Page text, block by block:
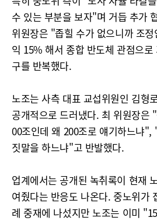
수 있는 부분을 보자"며 거듭 추가
위원장은 "좁힐 수가 없으니까 조
익 15% 해서 종합 반도체 관점으
구를 반복했다.
노조는 사측 대표 교섭위원인 김형
공개적으로 드러냈다. 최 위원장은
00조인데 왜 200조로 얘기하느냐",
짓말을 하느냐"고 반발했다.
업계에서는 공개된 녹취록이 현재
여줬다는 반응도 나온다. 중노위가
례 중재에 나섰지만 노조는 이미